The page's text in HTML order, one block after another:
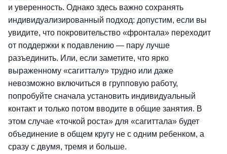
и уверенность. Однако здесь важно сохранять
индивидуализированный подход: допустим, если вы
увидите, что покровительство «фронтала» переходит
от поддержки к подавлению — пару лучше
разъединить. Или, если заметите, что ярко
выраженному «сагитталу» трудно или даже
невозможно включиться в групповую работу,
попробуйте сначала установить индивидуальный
контакт и только потом вводите в общие занятия. В
этом случае «точкой роста» для «сагиттала» будет
объединение в общем кругу не с одним ребенком, а
сразу с двумя, тремя и больше.